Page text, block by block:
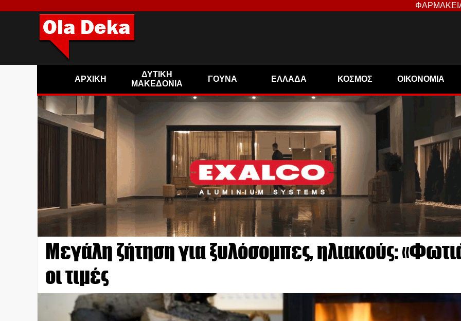
ΑΡΧΙΚΗ
ΔΥΤΙΚΗ
ΜΑΚΕΔΟΝΙΑ
ΓΟΥΝΑ ΕΛΛΑΔΑ ΚΟΣΜΟΣ ΟΙΚΟΝΟΜΙΑ
Μεγάλη ζήτηση για ξυλόσομπες, ηλιακούς:
οι τιμές